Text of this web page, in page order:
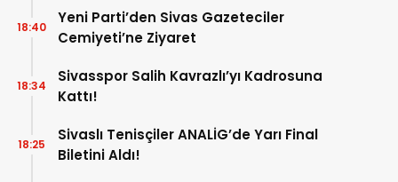
Yeni Parti’den Sivas Gazeteciler
Cemiyeti’ne Ziyaret
18:40
Sivasspor Salih Kavrazlı’yı Kadrosuna
Kattı!
18:34
Sivaslı Tenisçiler ANALİG’de Yarı Final
Biletini Aldı!
18:25